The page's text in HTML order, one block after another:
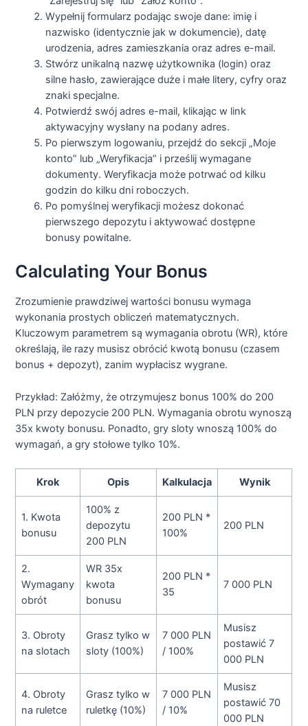
Wypełnij formularz podając swoje dane: imię i
nazwisko (identycznie jak w dokumencie), datę
urodzenia, adres zamieszkania oraz adres e-mail.
Stwórz unikalną nazwę użytkownika (login) oraz
silne hasło, zawierające duże i małe litery, cyfry oraz
znaki specjalne.
Potwierdź swój adres e-mail, klikając w link
aktywacyjny wysłany na podany adres.
Po pierwszym logowaniu, przejdź do sekcji „Moje
konto” lub „Weryfikacja” i prześlij wymagane
dokumenty. Weryfikacja może potrwać od kilku
godzin do kilku dni roboczych.
Po pomyślnej weryfikacji możesz dokonać
pierwszego depozytu i aktywować dostępne
bonusy powitalne.
Calculating Your Bonus
Zrozumienie prawdziwej wartości bonusu wymaga
wykonania prostych obliczeń matematycznych.
Kluczowym parametrem są wymagania obrotu (WR), które
określają, ile razy musisz obrócić kwotą bonusu (czasem
bonus + depozyt), zanim wypłacisz wygrane.
Przykład: Załóżmy, że otrzymujesz bonus 100% do 200
PLN przy depozycie 200 PLN. Wymagania obrotu wynoszą
35x kwoty bonusu. Ponadto, gry sloty wnoszą 100% do
wymagań, a gry stołowe tylko 10%.
Krok Opis Kalkulacja Wynik
1. Kwota
bonusu
100% z
depozytu
200 PLN
200 PLN *
100%
200 PLN
2.
Wymagany
obrót
WR 35x
kwota
bonusu
200 PLN *
35
7 000 PLN
3. Obroty
na slotach
Grasz tylko w
sloty (100%)
7 000 PLN
/ 100%
Musisz
postawić 7
000 PLN
4. Obroty
na ruletce
Grasz tylko w
ruletkę (10%)
7 000 PLN
/ 10%
Musisz
postawić 70
000 PLN